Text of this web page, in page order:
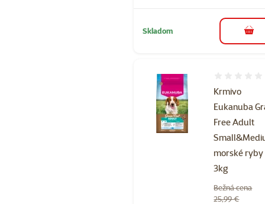
Skladom do
Krmivo
Eukanuba
Free Adult
morské ryby
3kg
Bežná cena
25,99 €